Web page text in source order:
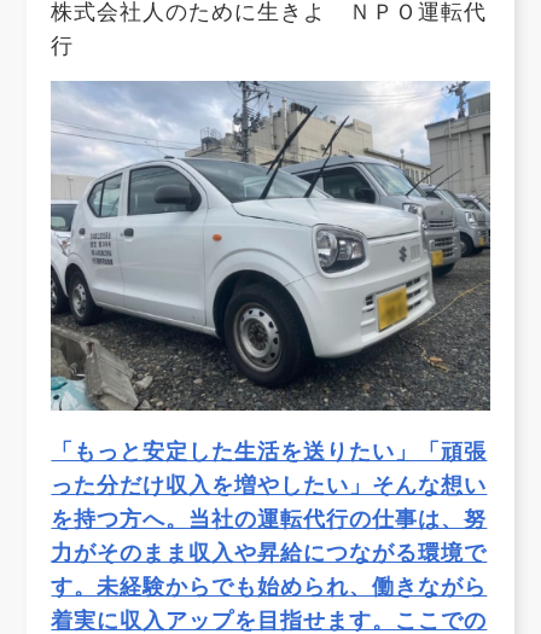
株式会社人のために生きよ ＮＰＯ運転代
行
「もっと安定した生活を送りたい」「頑張
った分だけ収入を増やしたい」そんな想い
を持つ方へ。当社の運転代行の仕事は、努
力がそのまま収入や昇給につながる環境で
す。未経験からでも始められ、働きながら
着実に収入アップを目指せます。ここでの